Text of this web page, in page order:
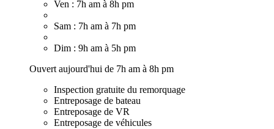
Ven : 7h am à 8h pm
Sam : 7h am à 7h pm
Dim : 9h am à 5h pm
Ouvert aujourd'hui de 7h am à 8h pm
Inspection gratuite du remorquage
Entreposage de bateau
Entreposage de VR
Entreposage de véhicules